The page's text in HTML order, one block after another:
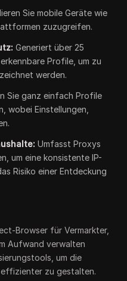
Sie mobile Geräte wie
zuzugreifen.
Generiert über 25
Profile, um zu
werden.
Sie ganz einfach Profile
wobei Einstellungen,
Umfasst Proxys
um eine konsistente IP-
Risiko einer Entdeckung
Browser für Vermarkter,
Aufwand verwalten
um die
zu gestalten.